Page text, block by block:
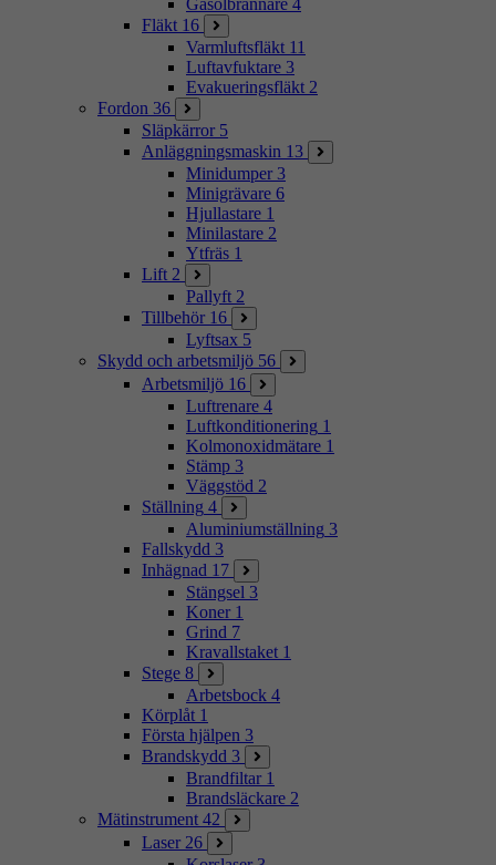
Gasolbrännare 4
Fläkt 16
Varmluftsfläkt 11
Luftavfuktare 3
Evakueringsfläkt 2
Fordon 36
Släpkärror 5
Anläggningsmaskin 13
Minidumper 3
Minigrävare 6
Hjullastare 1
Minilastare 2
Ytfräs 1
Lift 2
Pallyft 2
Tillbehör 16
Lyftsax 5
Skydd och arbetsmiljö 56
Arbetsmiljö 16
Luftrenare 4
Luftkonditionering 1
Kolmonoxidmätare 1
Stämp 3
Väggstöd 2
Ställning 4
Aluminiumställning 3
Fallskydd 3
Inhägnad 17
Stängsel 3
Koner 1
Grind 7
Kravallstaket 1
Stege 8
Arbetsbock 4
Körplåt 1
Första hjälpen 3
Brandskydd 3
Brandfiltar 1
Brandsläckare 2
Mätinstrument 42
Laser 26